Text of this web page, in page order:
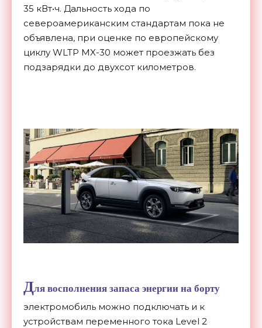
35 кВт•ч. Дальность хода по
североамериканским стандартам пока не
объявлена, при оценке по европейскому
циклу WLTP MX-30 может проезжать без
подзарядки до двухсот километров.
Для восполнения запаса энергии на борту
электромобиль можно подключать и к
устройствам переменного тока Level 2